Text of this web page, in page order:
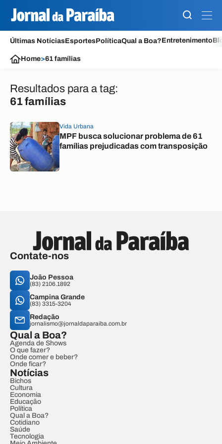
Últimas NotíciasEsportesPolíticaQual a Boa?Entretenimento
Home>61 famílias
Resultados para a tag:
61 famílias
Vida Urbana
MPF busca solucionar problema de 61
famílias prejudicadas com transposição
Contate-nos
João Pessoa
(83) 2106.1892
Campina Grande
(83) 3315-3204
Redação
jornalismo@jornaldaparaiba.com.br
Qual a Boa?
Agenda de Shows
O que fazer?
Onde comer e beber?
Onde ficar?
Notícias
Bichos
Cultura
Economia
Educação
Política
Qual a Boa?
Cotidiano
Saúde
Tecnologia